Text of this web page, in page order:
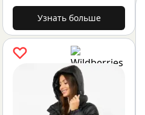
Узнать больше